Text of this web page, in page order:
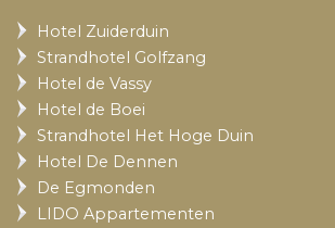
Hotel Zuiderduin
Strandhotel Golfzang
Hotel de Vassy
Hotel de Boei
Strandhotel Het Hoge Duin
Hotel De Dennen
De Egmonden
LIDO Appartementen